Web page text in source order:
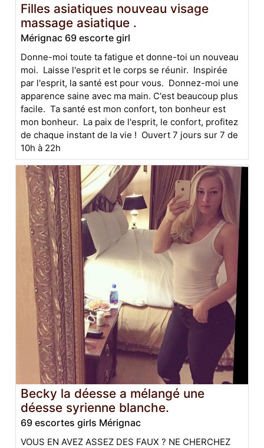
Filles asiatiques nouveau visage
massage asiatique .
Mérignac 69 escorte girl
Donne-moi toute ta fatigue et donne-toi un nouveau
moi. Laisse l'esprit et le corps se réunir. Inspirée
par l'esprit, la santé est pour vous. Donnez-moi une
apparence saine avec ma main. C'est beaucoup plus
facile. Ta santé est mon confort, ton bonheur est
mon bonheur. La paix de l'esprit, le confort, profitez
de chaque instant de la vie ! Ouvert 7 jours sur 7 de
10h à 22h
Becky la déesse a mélangé une
déesse syrienne blanche.
69 escortes girls Mérignac
VOUS EN AVEZ ASSEZ DES FAUX ? NE CHERCHEZ